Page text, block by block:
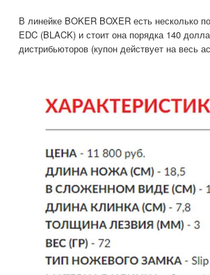
В линейке BOKER BOXER есть несколько
EDC (BLACK) и стоит она порядка 140
дистрибьюторов (купон действует на весь